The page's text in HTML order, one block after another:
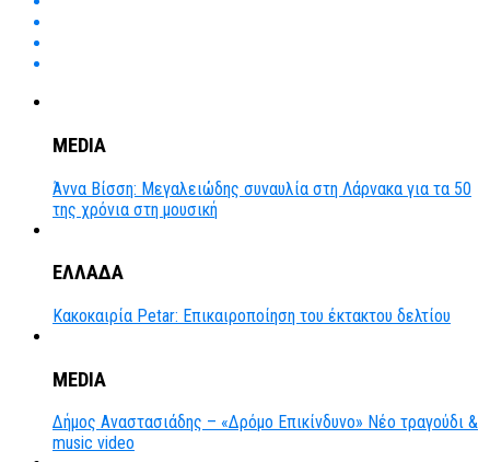
MEDIA
Άννα Βίσση: Μεγαλειώδης συναυλία στη Λάρνακα για τα 50
της χρόνια στη μουσική
ΕΛΛΑΔΑ
Κακοκαιρία Petar: Επικαιροποίηση του έκτακτου δελτίου
MEDIA
Δήμος Αναστασιάδης – «Δρόμο Επικίνδυνο» Νέο τραγούδι &
music video